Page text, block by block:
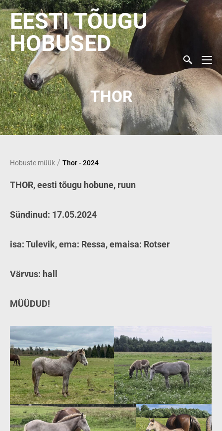
EESTI TÕUGU
HOBUSED
THOR
Hobuste müük / Thor - 2024
THOR, eesti tõugu hobune, ruun
Sündinud: 17.05.2024
isa: Tulevik, ema: Ressa, emaisa: Rotser
Värvus: hall
MÜÜDUD!